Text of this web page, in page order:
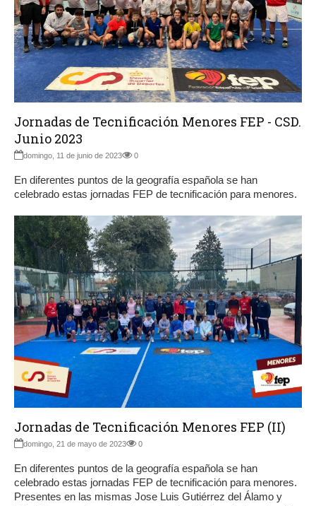
Jornadas de Tecnificación Menores FEP - CSD.
Junio 2023
domingo, 11 de junio de 2023 0
En diferentes puntos de la geografía española se han
celebrado estas jornadas FEP de tecnificación para menores.
Jornadas de Tecnificación Menores FEP (II)
domingo, 21 de mayo de 2023 0
En diferentes puntos de la geografía española se han
celebrado estas jornadas FEP de tecnificación para menores.
Presentes en las mismas Jose Luis Gutiérrez del Álamo y